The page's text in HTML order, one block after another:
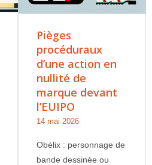
Pièges
procéduraux
d’une action en
nullité de
marque devant
l’EUIPO
14 mai 2026
Obélix : personnage de
bande dessinée ou